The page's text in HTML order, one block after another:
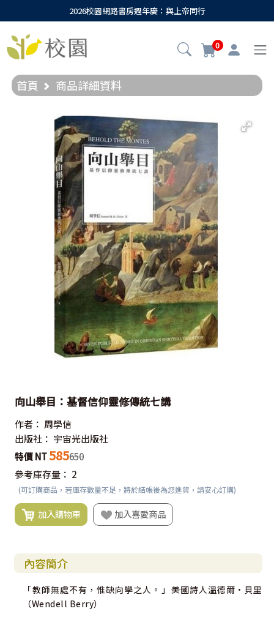
2026校園網路書房週年慶：與上帝同行
0
首頁 商品詳細資料
向山舉目：基督信仰靈修傳統七講
作者： 周學信
出版社： 宇宙光出版社
特價 NT585650
參考庫存量： 2
(可訂購商品，若庫存數量不足，將於結帳後為您進貨，請安心訂購)
加入購物車 加入喜愛商品
內容簡介
「教師無處不有，惟缺向學之人。」――美國詩人溫德爾•貝里
（Wendell Berry）